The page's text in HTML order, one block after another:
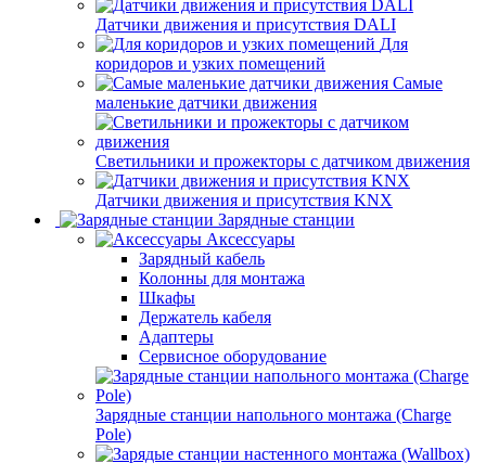
Датчики движения и присутствия DALI
Для
коридоров и узких помещений
Самые
маленькие датчики движения
Светильники и прожекторы с датчиком движения
Датчики движения и присутствия KNX
Зарядные станции
Аксессуары
Зарядный кабель
Колонны для монтажа
Шкафы
Держатель кабеля
Адаптеры
Сервисное оборудование
Зарядные станции напольного монтажа (Charge
Pole)